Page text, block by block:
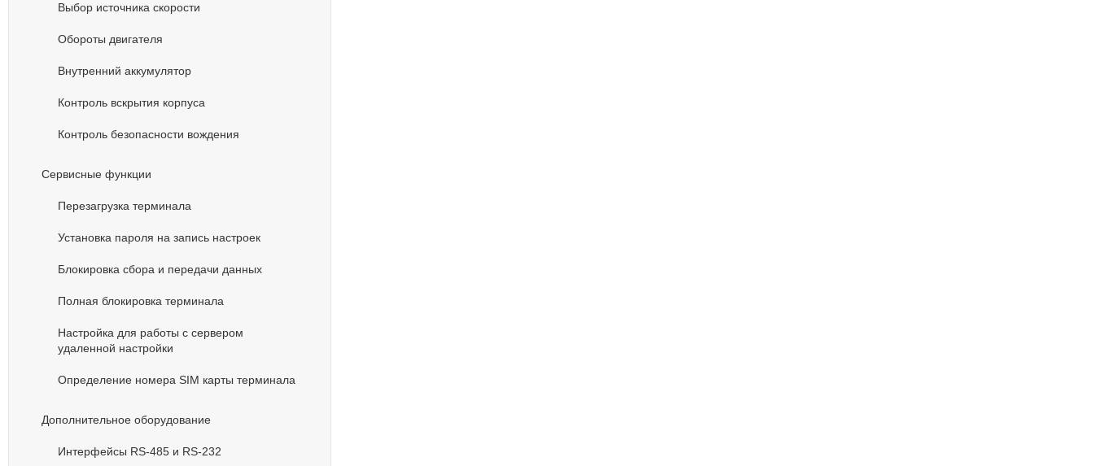
Выбор источника скорости
Обороты двигателя
Внутренний аккумулятор
Контроль вскрытия корпуса
Контроль безопасности вождения
Cервисные функции
Перезагрузка терминала
Установка пароля на запись настроек
Блокировка сбора и передачи данных
Полная блокировка терминала
Настройка для работы с сервером
удаленной настройки
Определение номера SIM карты терминала
Дополнительное оборудование
Интерфейсы RS-485 и RS-232